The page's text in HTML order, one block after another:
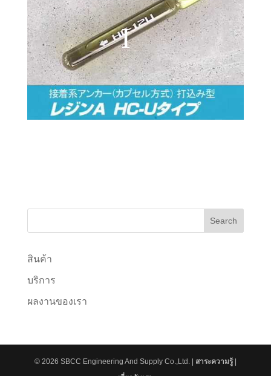
สินค้า
บริการ
ผลงานของเรา
© 2026 SBCC Engineering And Supply Co.,Ltd. | สาระความรู้|